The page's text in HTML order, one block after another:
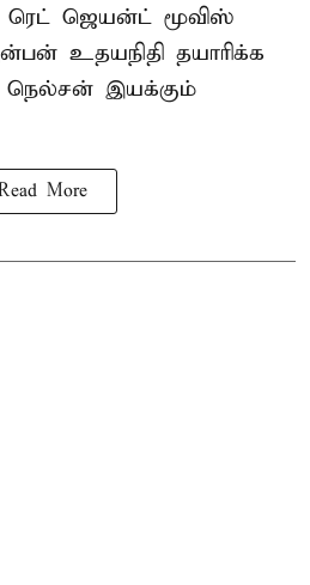
ரெட் ஜெயன்ட் மூவிஸ்
உதயநிதி தயாரிக்க
இயக்கும்
More